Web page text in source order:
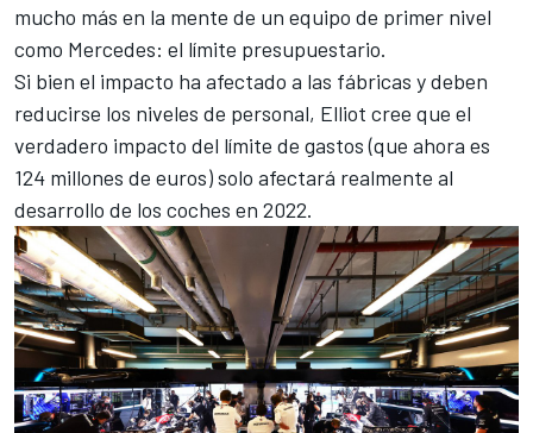
mucho más en la mente de un equipo de primer nivel
como Mercedes: el límite presupuestario.
Si bien el impacto ha afectado a las fábricas y deben
reducirse los niveles de personal, Elliot cree que el
verdadero impacto del límite de gastos (que ahora es
124 millones de euros) solo afectará realmente al
desarrollo de los coches en 2022.